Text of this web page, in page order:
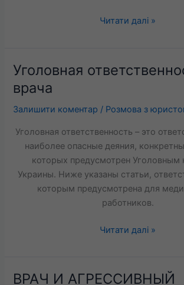
Читати далі »
Уголовная
врача
Залишити коментар / Розмова з
Уголовная ответственность – это
наиболее опасные деяния,
которых предусмотрен Уголовным
Украины. Ниже указаны статьи,
которым предусмотрена для
работников.
Уголовная
Читати далі »
ВРАЧ И АГРЕССИВНЫЙ
ВРАЧ